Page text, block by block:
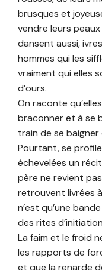
brusques et
vendre leurs
dansent aussi,
hommes qui les
vraiment qui elles
d’ours.
On raconte
braconner et à se
train de se baigner
Pourtant, se
échevelées un
père ne revient
retrouvent livrées
n’est qu’une
des rites
La faim et le froid
les rapports de
et que la renarde